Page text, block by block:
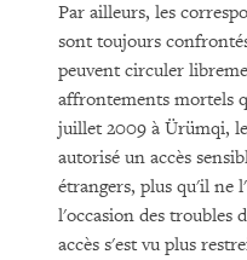
Par ailleurs, les
sont toujours
peuvent circuler
affrontements mortels
juillet 2009 à Ürümqi,
autorisé un accès
étrangers, plus qu'il ne
l'occasion des troubles
accès s'est vu plus